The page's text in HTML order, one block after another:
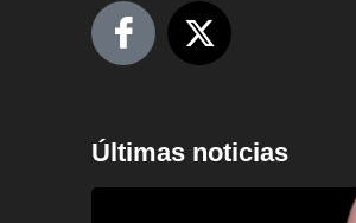
Últimas noticias